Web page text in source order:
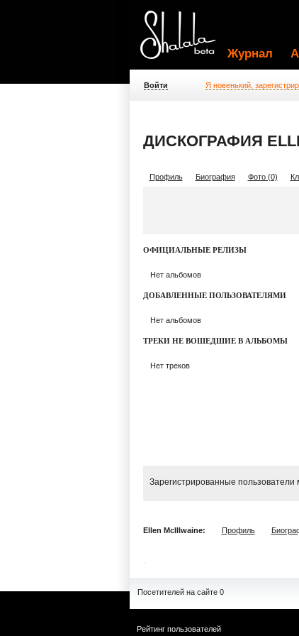
Журнал
Войти Я новенький,
ДИСКОГРАФИЯ
Профиль Биография Фото (0)
ОФИЦИАЛЬНЫЕ РЕЛИЗЫ
Нет альбомов
ДОБАВЛЕННЫЕ ПОЛЬЗОВАТЕЛЯМИ
Нет альбомов
ТРЕКИ НЕ ВОШЕДШИЕ В АЛЬБОМЫ
Нет треков
Зарегистрированные пользователи
Ellen McIllwaine: Профиль
Посетителей на сайте 0
Рейтинг пользователей